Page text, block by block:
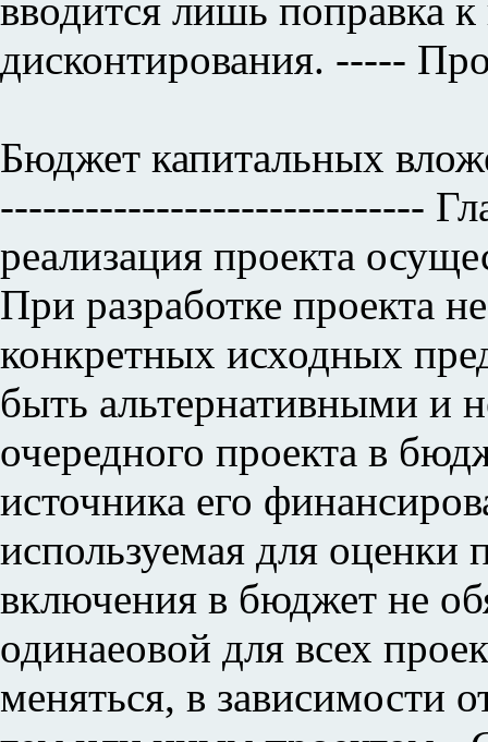
вводится лишь поправка
дисконтирования. -----
Бюджет капитальных
------------------------------
реализация проекта
При разработке проекта
конкретных исходных
быть альтернативными и
очередного проекта в
источника его
используемая для оценки
включения в бюджет не
одинаеовой для всех
меняться, в зависимости